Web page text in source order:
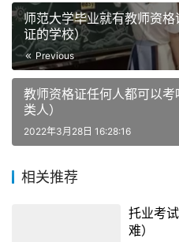
以后想从事会计行业的 需要
同时需要明确的是，在取消
件，不再作为会计工作的准
人水平的一个证明。
二：心理咨询师，最近几年心
盖地的广告宣传和抑郁症等
信很多同学都动过考个心理咨
确实随着生活压力越来越大
师范大学毕业就有教师资
证的学校）
Previous
教师资格证任何人都可以
类人）
2022年3月28日 16:28:16
相关推荐
托业考
难）